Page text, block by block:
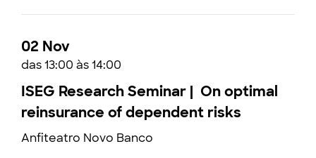
02 Nov
das 13:00 às 14:00
ISEG Research Seminar | On optimal
reinsurance of dependent risks
Anfiteatro Novo Banco